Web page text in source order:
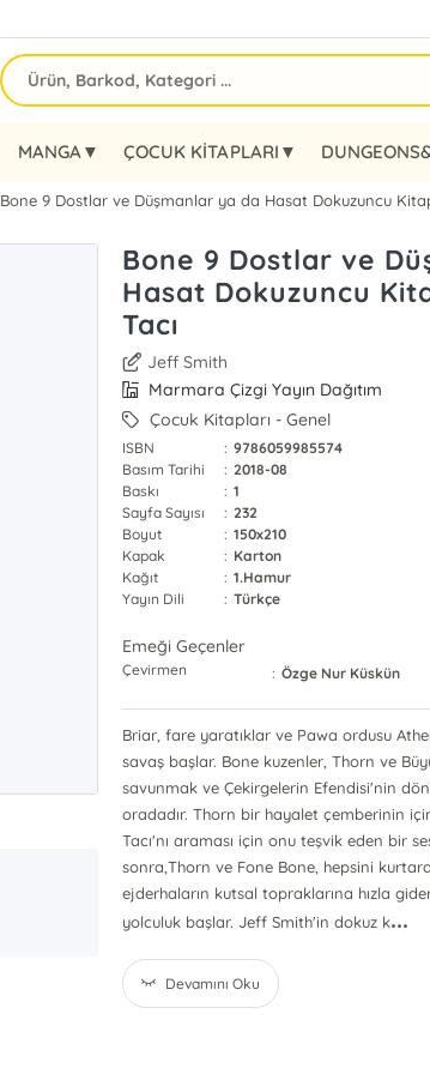
MANGA▼ ÇOCUK KİTAPLARI▼
Bone 9 Dostlar ve Düşmanlar ya da Hasat Dokuzuncu
Bone 9 Dostlar ve
Hasat Dokuzuncu
Tacı
Jeff Smith
Marmara Çizgi Yayın Dağıtım
Çocuk Kitapları - Genel
ISBN : 9786059985574
Basım Tarihi
: 2018-08
Baskı
: 1
Sayfa Sayısı
: 232
Boyut
: 150x210
Kapak
: Karton
Kağıt
: 1.Hamur
Yayın Dili
: Türkçe
Emeği Geçenler
Çevirmen : Özge Nur Küskün
Briar, fare yaratıklar ve Pawa ordusu
savaş başlar. Bone kuzenler, Thorn ve
savunmak ve Çekirgelerin Efendisi'nin
oradadır. Thorn bir hayalet çemberinin
Tacı'nı araması için onu teşvik eden bir
sonra,Thorn ve Fone Bone, hepsini
ejderhaların kutsal topraklarına hızla
yolculuk başlar. Jeff Smith'in dokuz k...
Devamını Oku